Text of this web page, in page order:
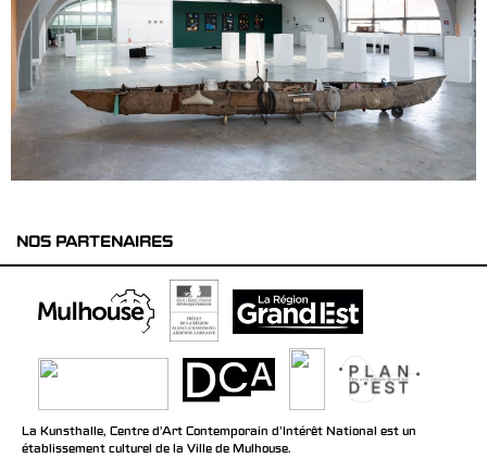
NOS PARTENAIRES
La Kunsthalle, Centre d’Art Contemporain d’Intérêt National est un
établissement culturel de la Ville de Mulhouse.